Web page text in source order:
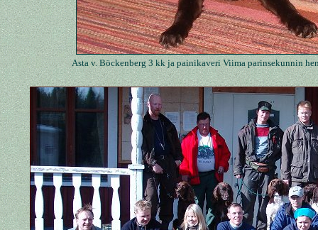
Asta v. Böckenberg 3 kk ja painikaveri Viima parinsekunnin